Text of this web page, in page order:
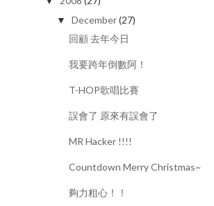
▼ December(27)
回顧 去年今日
我要跨年倒數阿！
T-HOP歌唱比賽
誤會了 原來有誤會了
MR Hacker !!!!
Countdown Merry Christmas~
夠力粗心！！